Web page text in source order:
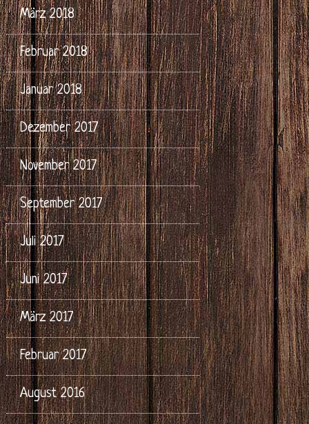
März 2018
Februar 2018
Januar 2018
Dezember 2017
November 2017
September 2017
Juli 2017
Juni 2017
März 2017
Februar 2017
August 2016